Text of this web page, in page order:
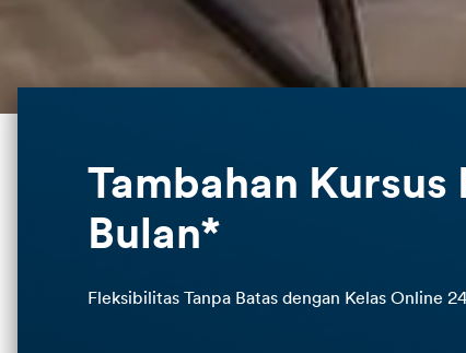
Tambahan Kursus
Bulan*
Fleksibilitas Tanpa Batas dengan Kelas Online